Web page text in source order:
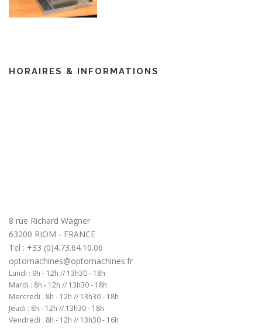
HORAIRES & INFORMATIONS
8 rue Richard Wagner
63200 RIOM - FRANCE
Tel : +33 (0)4.73.64.10.06
optomachines@optomachines.fr
Lundi : 9h - 12h // 13h30 - 18h
Mardi : 8h - 12h // 13h30 - 18h
Mercredi : 8h - 12h // 13h30 - 18h
Jeudi : 8h - 12h // 13h30 - 18h
Vendredi : 8h - 12h // 13h30 - 16h